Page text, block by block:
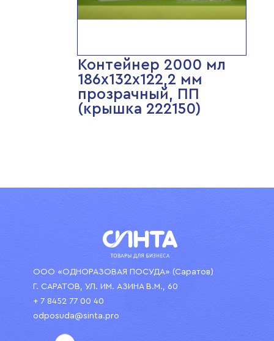
Контейнер 2000 мл
186х132х122,2 мм
прозрачный, ПП
(крышка 222150)
ООО «ОДНОРАЗОВАЯ ПОСУДА» (Саратов)
Г. САРАТОВ, УЛ. ИМ. АЗИНА В.М., 60
+ 7 8452 77 00 40
odposuda@sinta.pro